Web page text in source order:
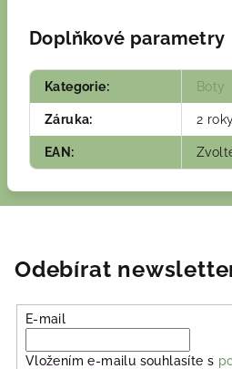
Doplňkové parametry
Kategorie: Boty
Záruka: 2
EAN :
Odebírat
E-mail
Vložením e-mailu souhlasíte s